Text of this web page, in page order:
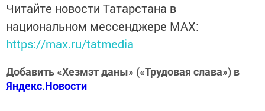
Читайте новости Татарстана в
национальном мессенджере MАХ:
https://max.ru/tatmedia
Добавить «Хезмэт даны» («Трудовая слава») в
Яндекс.Новости